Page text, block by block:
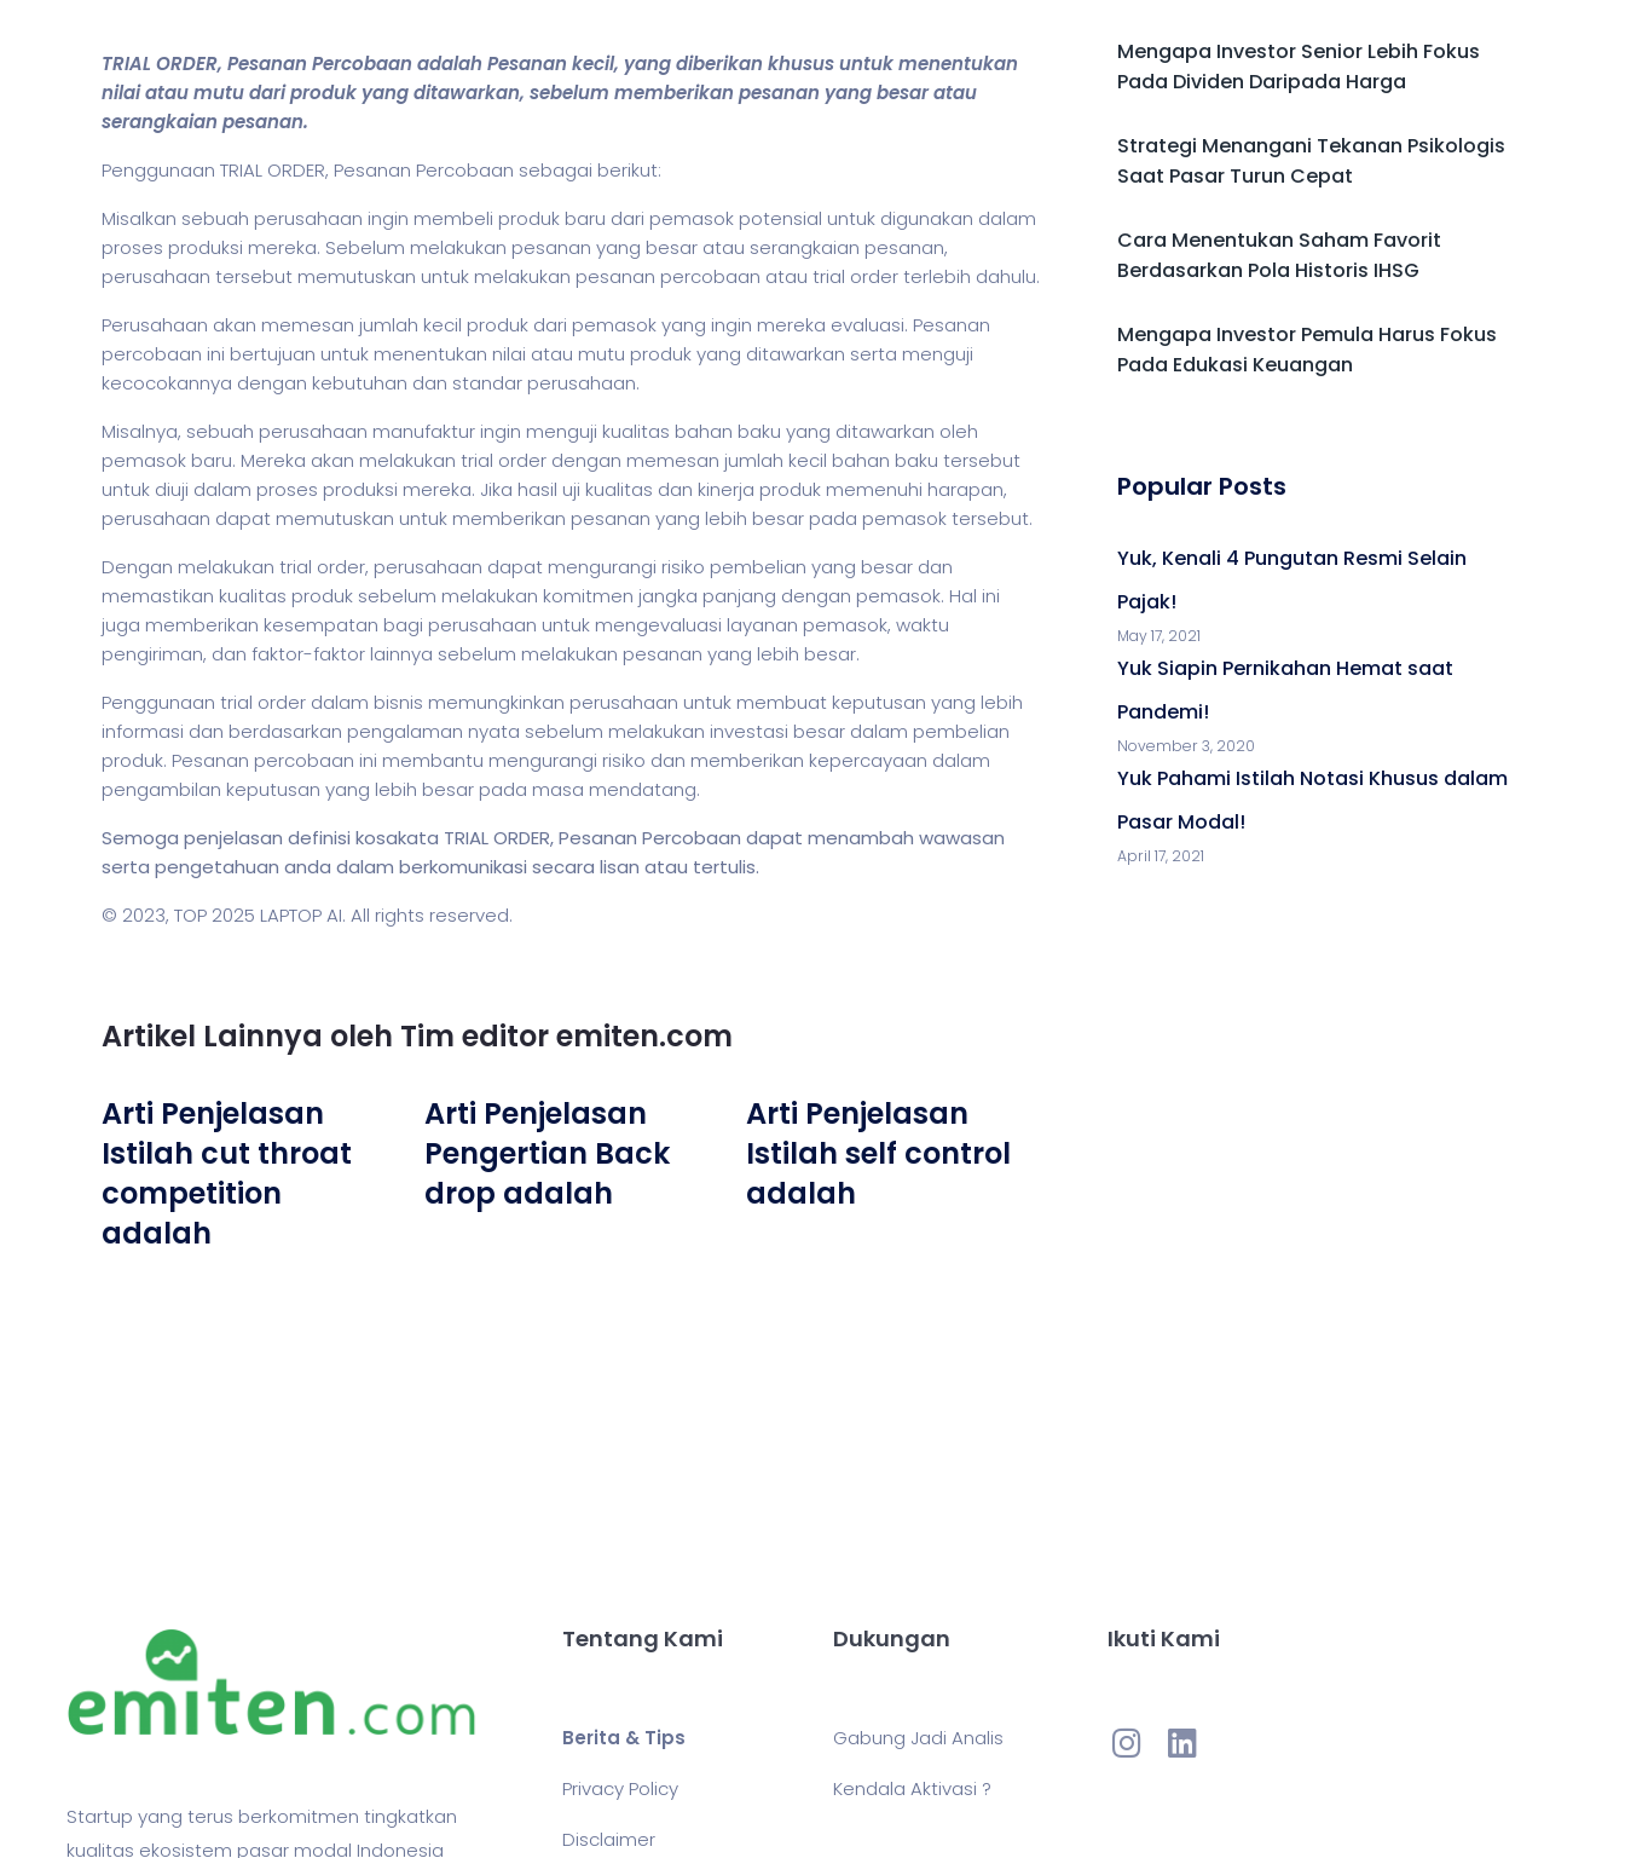
TRIAL ORDER, Pesanan Percobaan adalah Pesanan kecil, yang diberikan khusus untuk menentukan
nilai atau mutu dari produk yang ditawarkan, sebelum memberikan pesanan yang besar atau
serangkaian pesanan.
Penggunaan TRIAL ORDER, Pesanan Percobaan sebagai berikut:
Misalkan sebuah perusahaan ingin membeli produk baru dari pemasok potensial untuk digunakan dalam
proses produksi mereka. Sebelum melakukan pesanan yang besar atau serangkaian pesanan,
perusahaan tersebut memutuskan untuk melakukan pesanan percobaan atau trial order terlebih dahulu.
Perusahaan akan memesan jumlah kecil produk dari pemasok yang ingin mereka evaluasi. Pesanan
percobaan ini bertujuan untuk menentukan nilai atau mutu produk yang ditawarkan serta menguji
kecocokannya dengan kebutuhan dan standar perusahaan.
Misalnya, sebuah perusahaan manufaktur ingin menguji kualitas bahan baku yang ditawarkan oleh
pemasok baru. Mereka akan melakukan trial order dengan memesan jumlah kecil bahan baku tersebut
untuk diuji dalam proses produksi mereka. Jika hasil uji kualitas dan kinerja produk memenuhi harapan,
perusahaan dapat memutuskan untuk memberikan pesanan yang lebih besar pada pemasok tersebut.
Dengan melakukan trial order, perusahaan dapat mengurangi risiko pembelian yang besar dan
memastikan kualitas produk sebelum melakukan komitmen jangka panjang dengan pemasok. Hal ini
juga memberikan kesempatan bagi perusahaan untuk mengevaluasi layanan pemasok, waktu
pengiriman, dan faktor-faktor lainnya sebelum melakukan pesanan yang lebih besar.
Penggunaan trial order dalam bisnis memungkinkan perusahaan untuk membuat keputusan yang lebih
informasi dan berdasarkan pengalaman nyata sebelum melakukan investasi besar dalam pembelian
produk. Pesanan percobaan ini membantu mengurangi risiko dan memberikan kepercayaan dalam
pengambilan keputusan yang lebih besar pada masa mendatang.
Semoga penjelasan definisi kosakata TRIAL ORDER, Pesanan Percobaan dapat menambah wawasan
serta pengetahuan anda dalam berkomunikasi secara lisan atau tertulis.
© 2023, TOP 2025 LAPTOP AI. All rights reserved.
Artikel Lainnya oleh Tim editor emiten.com
Arti Penjelasan
Istilah cut throat
competition
adalah
Arti Penjelasan
Pengertian Back
drop adalah
Arti Penjelasan
Istilah self control
adalah
Mengapa Investor Senior Lebih Fokus
Pada Dividen Daripada Harga
Strategi Menangani Tekanan Psikologis
Saat Pasar Turun Cepat
Cara Menentukan Saham Favorit
Berdasarkan Pola Historis IHSG
Mengapa Investor Pemula Harus Fokus
Pada Edukasi Keuangan
Popular Posts
Yuk, Kenali 4 Pungutan Resmi Selain
Pajak!
May 17, 2021
Yuk Siapin Pernikahan Hemat saat
Pandemi!
November 3, 2020
Yuk Pahami Istilah Notasi Khusus dalam
Pasar Modal!
April 17, 2021
Startup yang terus berkomitmen tingkatkan
kualitas ekosistem pasar modal Indonesia
Tentang Kami
Berita & Tips
Privacy Policy
Disclaimer
Dukungan
Gabung Jadi Analis
Kendala Aktivasi ?
Ikuti Kami